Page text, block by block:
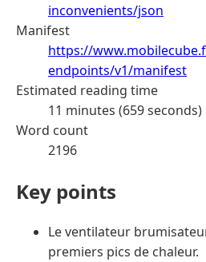
inconvenients/json
Manifest
https://
endpoints/v1/manifest
Estimated reading time
11 minutes (659 seconds)
Word count
2196
Key points
Le ventilateur
premiers pics de chaleur.